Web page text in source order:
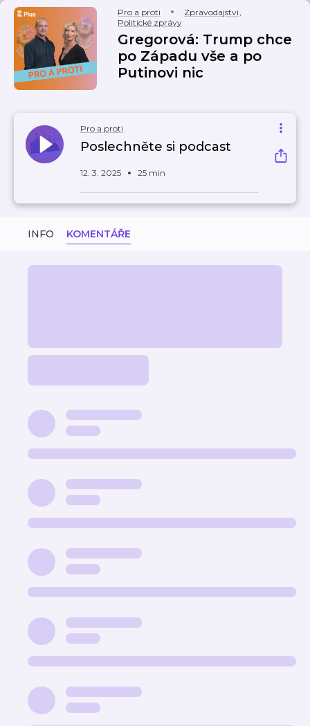
Pro a proti Zpravodajství,
Politické zprávy
Gregorová: Trump chce
po Západu vše a po
Putinovi nic
Pro a proti
Poslechněte si podcast
12. 3. 2025 25 min
INFO KOMENTÁŘE